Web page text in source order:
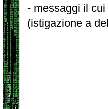
- messaggi il
(istigazione a